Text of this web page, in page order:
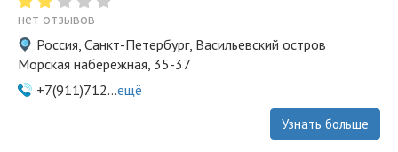
нет отзывов
Россия, Санкт-Петербург, Васильевский остров
Морская набережная, 35-37
+7(911)712...ещё
Узнать больше